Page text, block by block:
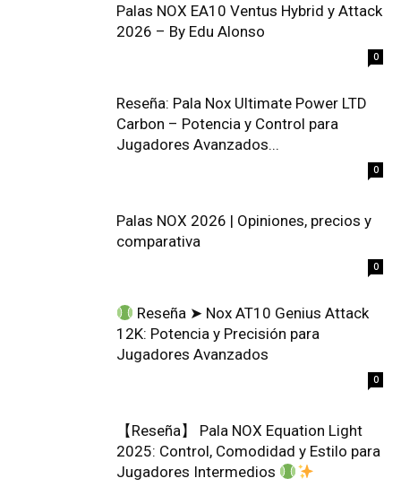
Palas NOX EA10 Ventus Hybrid y Attack
2026 – By Edu Alonso
0
Reseña: Pala Nox Ultimate Power LTD
Carbon – Potencia y Control para
Jugadores Avanzados...
0
Palas NOX 2026 | Opiniones, precios y
comparativa
0
Reseña ➤ Nox AT10 Genius Attack
12K: Potencia y Precisión para
Jugadores Avanzados
0
【Reseña】 Pala NOX Equation Light
2025: Control, Comodidad y Estilo para
Jugadores Intermedios